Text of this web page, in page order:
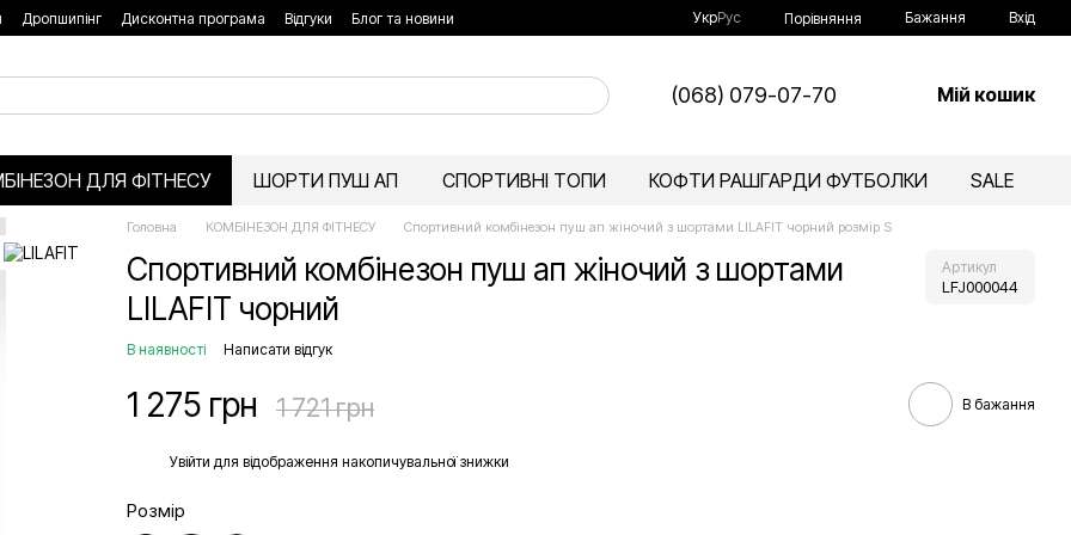
Дропшипінг Дисконтна програма Відгуки
Блог та новини
УкрРус Порівняння Бажання Вхід
(068) 079-07-70 Мій кошик
ДЛЯ ФІТНЕСУ ШОРТИ ПУШ АП СПОРТИВНІ ТОПИ КОФТИ РАШГАРДИ ФУТБОЛКИ SALE
Головна КОМБІНЕЗОН ДЛЯ ФІТНЕСУ Спортивний комбінезон пуш ап жіночий з шортами LILAFIT чорний розмір S
Спортивний комбінезон пуш ап жіночий з шортами
LILAFIT чорний
Артикул
LFJ000044
В наявності Написати відгук
1 275 грн 1 721 грн В бажання
Увійти для відображення накопичувальної знижки
Розмір